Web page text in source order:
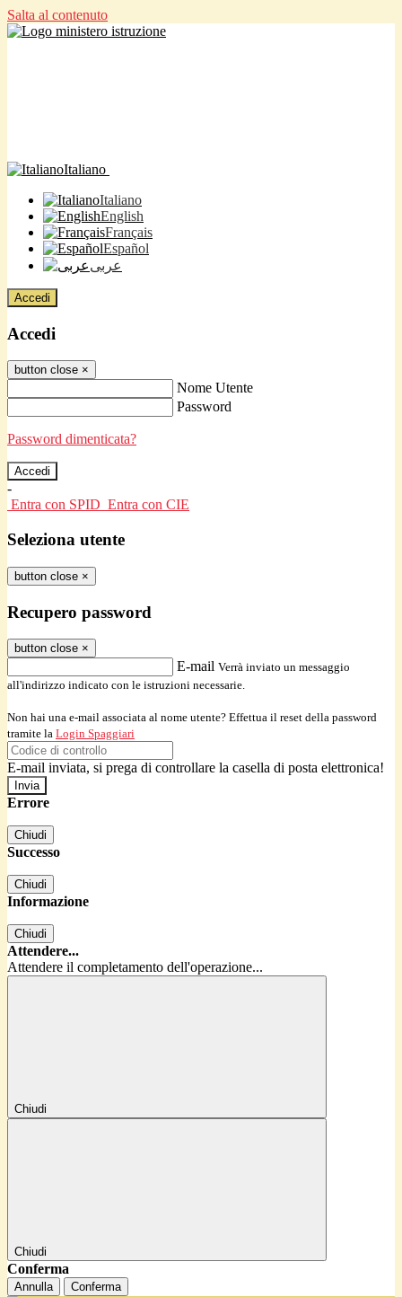
Salta al contenuto
Italiano
Italiano
English
Français
Español
عربى
Accedi
Accedi
button close ×
Nome Utente
Password
Password dimenticata?
-
Entra con SPID Entra con CIE
Seleziona utente
button close ×
Recupero password
button close ×
E-mail Verrà inviato un messaggio
all'indirizzo indicato con le istruzioni necessarie.
Non hai una e-mail associata al nome utente? Effettua il reset della password
tramite la Login Spaggiari
E-mail inviata, si prega di controllare la casella di posta elettronica!
Errore
Chiudi
Successo
Chiudi
Informazione
Chiudi
Attendere...
Attendere il completamento dell'operazione...
Chiudi
Chiudi
Conferma
Annulla Conferma